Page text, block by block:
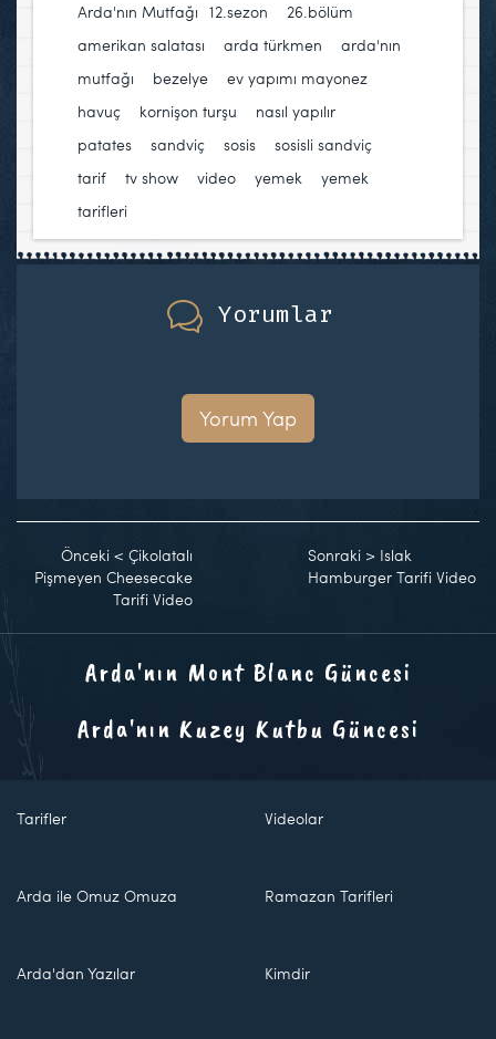
Arda'nın Mutfağı 12.sezon 26.bölüm
amerikan salatası
arda türkmen
arda'nın
mutfağı
bezelye ev yapımı mayonez
havuç
kornişon turşu nasıl yapılır
patates
sandviç sosis sosisli sandviç
tarif
tv show video yemek
yemek
tarifleri
Yorumlar
Yorum Yap
Önceki < Çikolatalı
Pişmeyen Cheesecake
Tarifi Video
Sonraki > Islak
Hamburger Tarifi Video
Arda'nın Mont Blanc Güncesi
Arda'nın Kuzey Kutbu Güncesi
Tarifler Videolar
Arda ile Omuz Omuza Ramazan Tarifleri
Arda'dan Yazılar Kimdir